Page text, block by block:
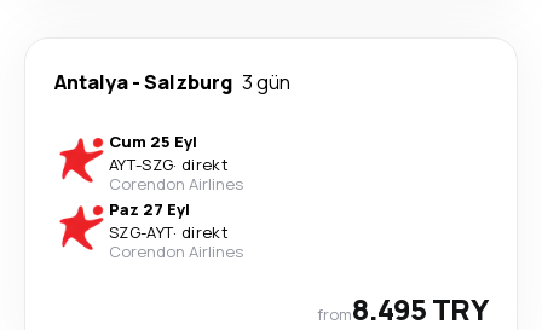
Antalya-Salzburg 3 gün
Cum 25 Eyl
AYT-SZG· direkt
Corendon Airlines
Paz 27 Eyl
SZG-AYT· direkt
Corendon Airlines
from8.495 TRY